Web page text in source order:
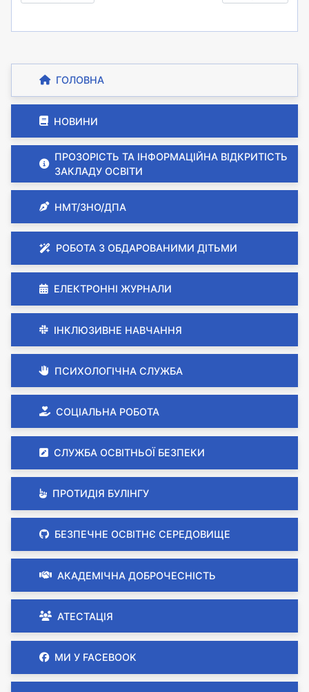
ГОЛОВНА
НОВИНИ
ПРОЗОРІСТЬ ТА ІНФОРМАЦІЙНА ВІДКРИТІСТЬ
ЗАКЛАДУ ОСВІТИ
НМТ/ЗНО/ДПА
РОБОТА З ОБДАРОВАНИМИ ДІТЬМИ
ЕЛЕКТРОННІ ЖУРНАЛИ
ІНКЛЮЗИВНЕ НАВЧАННЯ
ПСИХОЛОГІЧНА СЛУЖБА
СОЦІАЛЬНА РОБОТА
СЛУЖБА ОСВІТНЬОЇ БЕЗПЕКИ
ПРОТИДІЯ БУЛІНГУ
БЕЗПЕЧНЕ ОСВІТНЄ СЕРЕДОВИЩЕ
АКАДЕМІЧНА ДОБРОЧЕСНІСТЬ
АТЕСТАЦІЯ
МИ У FACEBOOK